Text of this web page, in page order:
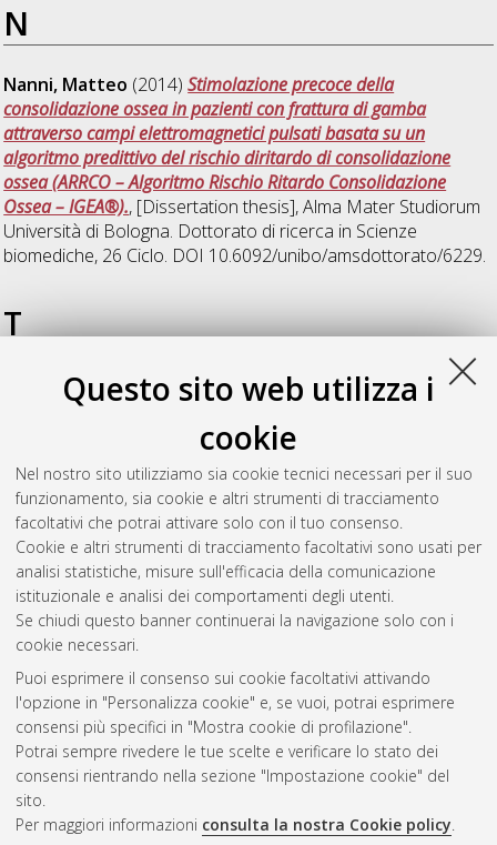
Questo sito web utilizza i
cookie
Nel nostro sito utilizziamo sia cookie tecnici necessari per il suo
funzionamento, sia cookie e altri strumenti di tracciamento
facoltativi che potrai attivare solo con il tuo consenso.
Cookie e altri strumenti di tracciamento facoltativi sono usati per
analisi statistiche, misure sull'efficacia della comunicazione
istituzionale e analisi dei comportamenti degli utenti.
Se chiudi questo banner continuerai la navigazione solo con i
cookie necessari.
Puoi esprimere il consenso sui cookie facoltativi attivando
l'opzione in "Personalizza cookie" e, se vuoi, potrai esprimere
consensi più specifici in "Mostra cookie di profilazione".
Potrai sempre rivedere le tue scelte e verificare lo stato dei
consensi rientrando nella sezione "Impostazione cookie" del
sito.
Per maggiori informazioni consulta la nostra Cookie policy.
N
Nanni, Matteo (2014)Stimolazione precoce della
consolidazione ossea in pazienti con frattura di gamba
attraverso campi elettromagnetici pulsati basata su un
algoritmo predittivo del rischio diritardo di consolidazione
ossea (ARRCO – Algoritmo Rischio Ritardo Consolidazione
Ossea – IGEA®)., [Dissertation thesis], Alma Mater Studiorum
Università di Bologna. Dottorato di ricerca in Scienze
biomediche, 26 Ciclo. DOI 10.6092/unibo/amsdottorato/6229.
T
Toscano, Angelo(2014)La navigazione nella chirurgia
oncologica ortopedica: Applicazione ed implementazione di
nuove tecnologie per il trattamento chirurgico dei tumori
dell'apparato muscolo-scheletrico, studio pilota
thesis], Alma Mater Studiorum Università di Bologna.
Dottorato di ricerca inOncologia e patologia sperimentale
Ciclo. DOI 10.6092/unibo/amsdottorato/6361.
Questa lista e' stata generata ilFri Aug 7 20:39:36 2026 CEST
Atom
Rss 1.0
Rss 2.0
ISSN: 2038-7946